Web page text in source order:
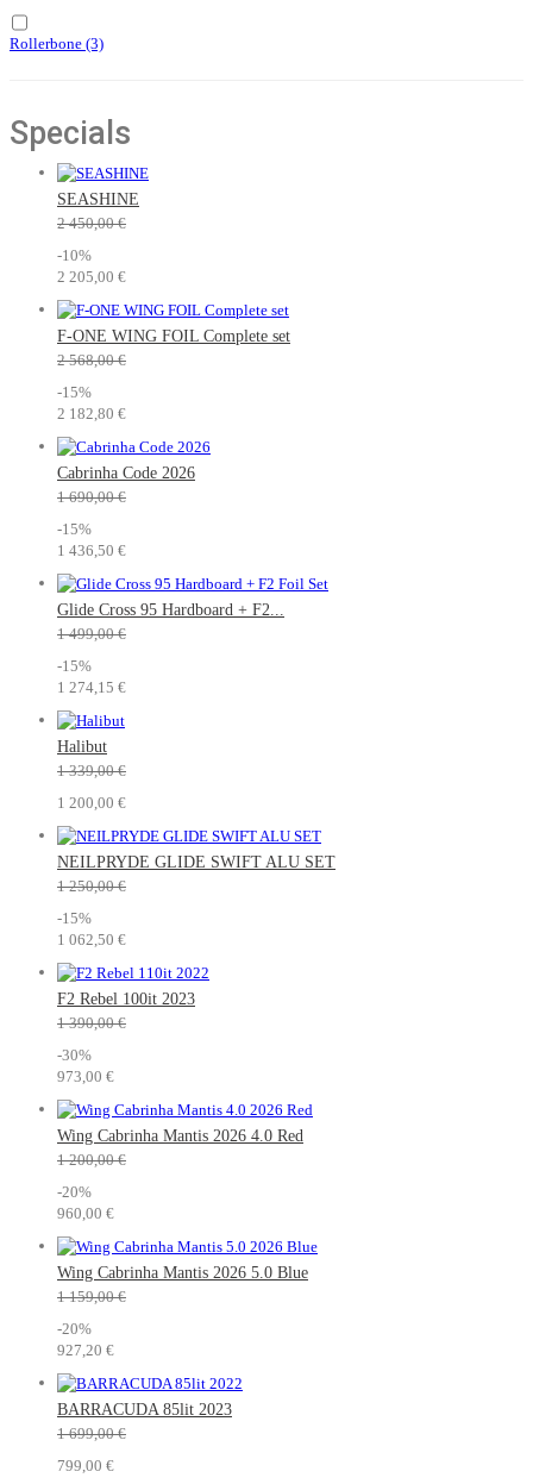
Rollerbone (3)
Specials
SEASHINE
2 450,00 €
-10%
2 205,00 €
F-ONE WING FOIL Complete set
2 568,00 €
-15%
2 182,80 €
Cabrinha Code 2026
1 690,00 €
-15%
1 436,50 €
Glide Cross 95 Hardboard + F2...
1 499,00 €
-15%
1 274,15 €
Halibut
1 339,00 €
1 200,00 €
NEILPRYDE GLIDE SWIFT ALU SET
1 250,00 €
-15%
1 062,50 €
F2 Rebel 100it 2023
1 390,00 €
-30%
973,00 €
Wing Cabrinha Mantis 2026 4.0 Red
1 200,00 €
-20%
960,00 €
Wing Cabrinha Mantis 2026 5.0 Blue
1 159,00 €
-20%
927,20 €
BARRACUDA 85lit 2023
1 699,00 €
799,00 €